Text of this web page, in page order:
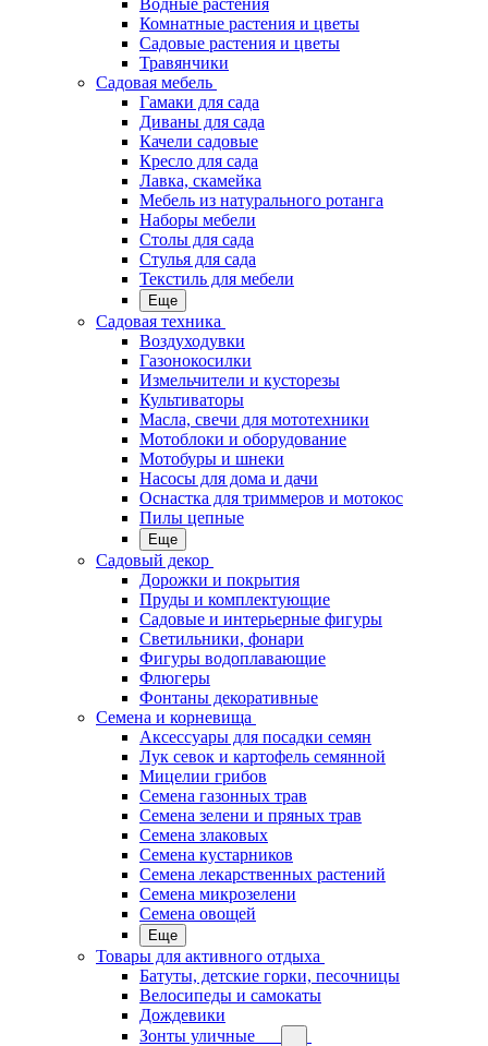
Комнатные растения и цветы
Садовые растения и цветы
Травянчики
Садовая мебель
Гамаки для сада
Диваны для сада
Качели садовые
Кресло для сада
Лавка, скамейка
Мебель из натурального ротанга
Наборы мебели
Столы для сада
Стулья для сада
Текстиль для мебели
Еще
Садовая техника
Воздуходувки
Газонокосилки
Измельчители и кусторезы
Культиваторы
Масла, свечи для мототехники
Мотоблоки и оборудование
Мотобуры и шнеки
Насосы для дома и дачи
Оснастка для триммеров и мотокос
Пилы цепные
Еще
Садовый декор
Дорожки и покрытия
Пруды и комплектующие
Садовые и интерьерные фигуры
Светильники, фонари
Фигуры водоплавающие
Флюгеры
Фонтаны декоративные
Семена и корневища
Аксессуары для посадки семян
Лук севок и картофель семянной
Мицелии грибов
Семена газонных трав
Семена зелени и пряных трав
Семена злаковых
Семена кустарников
Семена лекарственных растений
Семена микрозелени
Семена овощей
Еще
Товары для активного отдыха
Батуты, детские горки, песочницы
Велосипеды и самокаты
Дождевики
Зонты уличные